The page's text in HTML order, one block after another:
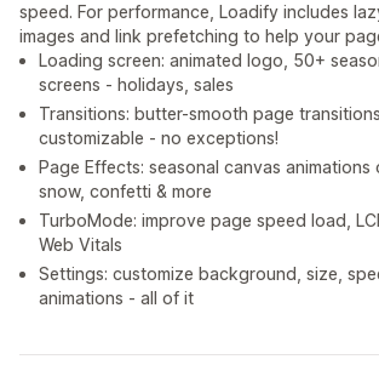
speed. For performance, Loadify includes
images and link prefetching to help your
Loading screen: animated logo, 50+
screens - holidays, sales
Transitions: butter-smooth page
customizable - no exceptions!
Page Effects: seasonal canvas
snow, confetti & more
TurboMode: improve page speed load,
Web Vitals
Settings: customize background, size,
animations - all of it